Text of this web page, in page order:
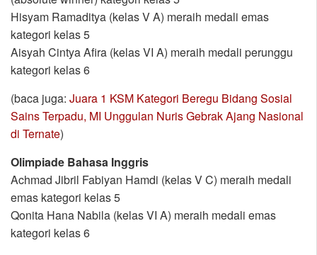
Hisyam Ramaditya (kelas V A) meraih medali emas
kategori kelas 5
Aisyah Cintya Afira (kelas VI A) meraih medali perunggu
kategori kelas 6
(baca juga: Juara 1 KSM Kategori Beregu Bidang Sosial
Sains Terpadu, MI Unggulan Nuris Gebrak Ajang Nasional
di Ternate)
Olimpiade Bahasa Inggris
Achmad Jibril Fabiyan Hamdi (kelas V C) meraih medali
emas kategori kelas 5
Qonita Hana Nabila (kelas VI A) meraih medali emas
kategori kelas 6